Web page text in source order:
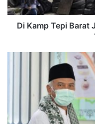
Di Kamp Tepi Barat